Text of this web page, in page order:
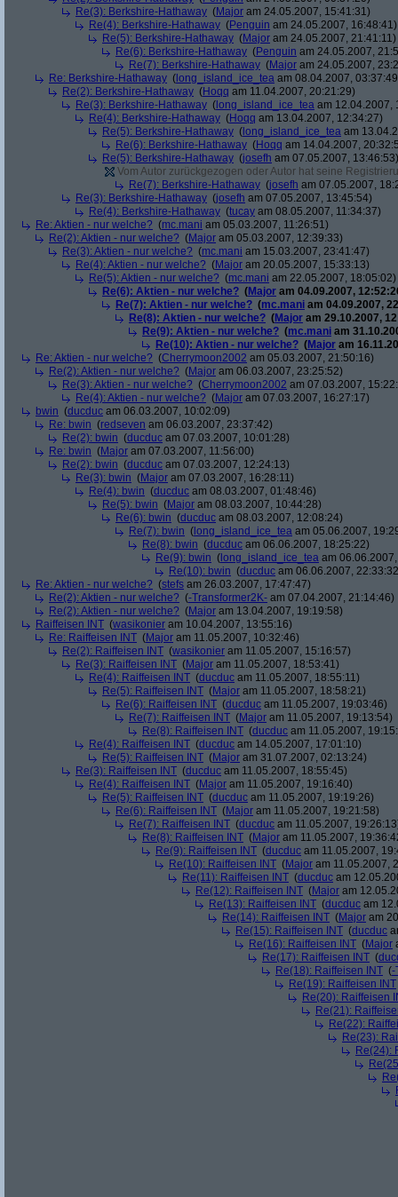
Re(3): Berkshire-Hathaway (Major am 24.05.2007, 15:41:31)
Re(4): Berkshire-Hathaway (Penguin am 24.05.2007, 16:48:41)
Re(5): Berkshire-Hathaway (Major am 24.05.2007, 21:41:11)
Re(6): Berkshire-Hathaway (Penguin am 24.05.2007,
Re(7): Berkshire-Hathaway (Major am 24.05.2007,
Re: Berkshire-Hathaway ( long_island_ice_tea am 08.04.2007,
Re(2): Berkshire-Hathaway (Hoqq am 11.04.2007, 20:21:29)
Re(3): Berkshire-Hathaway ( long_island_ice_tea am 12.04.2007,
Re(4): Berkshire-Hathaway (Hoqq am 13.04.2007, 12:34:27)
Re(5): Berkshire-Hathaway ( long_island_ice_tea am
Re(6): Berkshire-Hathaway (Hoqq am 14.04.2007,
Re(5): Berkshire-Hathaway (josefh am 07.05.2007, 13:46:53)
Vom Autor zurückgezogen oder Autor hat seine
Re(7): Berkshire-Hathaway (josefh am 07.05.2007,
Re(3): Berkshire-Hathaway (josefh am 07.05.2007, 13:45:54)
Re(4): Berkshire-Hathaway (tucay am 08.05.2007, 11:34:37)
Re: Aktien - nur welche? (mc.mani am 05.03.2007, 11:26:51)
Re(2): Aktien - nur welche? (Major am 05.03.2007, 12:39:33)
Re(3): Aktien - nur welche? (mc.mani am 15.03.2007, 23:41:47)
Re(4): Aktien - nur welche? (Major am 20.05.2007, 15:33:13)
Re(5): Aktien - nur welche? (mc.mani am 22.05.2007, 18:05:02)
Re(6): Aktien - nur welche? (Major am 04.09.2007,
Re(7): Aktien - nur welche? (mc.mani am 04.09.2007,
Re(8): Aktien - nur welche? (Major am 29.10.2007,
Re(9): Aktien - nur welche? (mc.mani am
Re(10): Aktien - nur welche? (Major am
Re: Aktien - nur welche? (Cherrymoon2002 am 05.03.2007, 21:50:16)
Re(2): Aktien - nur welche? (Major am 06.03.2007, 23:25:52)
Re(3): Aktien - nur welche? (Cherrymoon2002 am 07.03.2007,
Re(4): Aktien - nur welche? (Major am 07.03.2007, 16:27:17)
bwin (ducduc am 06.03.2007, 10:02:09)
Re: bwin (redseven am 06.03.2007, 23:37:42)
Re(2): bwin (ducduc am 07.03.2007, 10:01:28)
Re: bwin (Major am 07.03.2007, 11:56:00)
Re(2): bwin (ducduc am 07.03.2007, 12:24:13)
Re(3): bwin (Major am 07.03.2007, 16:28:11)
Re(4): bwin (ducduc am 08.03.2007, 01:48:46)
Re(5): bwin (Major am 08.03.2007, 10:44:28)
Re(6): bwin (ducduc am 08.03.2007, 12:08:24)
Re(7): bwin ( long_island_ice_tea am 05.06.2007,
Re(8): bwin (ducduc am 06.06.2007, 18:25:22)
Re(9): bwin ( long_island_ice_tea am
Re(10): bwin (ducduc am 06.06.2007,
Re: Aktien - nur welche? (stefs am 26.03.2007, 17:47:47)
Re(2): Aktien - nur welche? (-Transformer2K- am 07.04.2007, 21:14:46)
Re(2): Aktien - nur welche? (Major am 13.04.2007, 19:19:58)
Raiffeisen INT (wasikonier am 10.04.2007, 13:55:16)
Re: Raiffeisen INT (Major am 11.05.2007, 10:32:46)
Re(2): Raiffeisen INT (wasikonier am 11.05.2007, 15:16:57)
Re(3): Raiffeisen INT (Major am 11.05.2007, 18:53:41)
Re(4): Raiffeisen INT (ducduc am 11.05.2007, 18:55:11)
Re(5): Raiffeisen INT (Major am 11.05.2007, 18:58:21)
Re(6): Raiffeisen INT (ducduc am 11.05.2007, 19:03:46)
Re(7): Raiffeisen INT (Major am 11.05.2007, 19:13:54)
Re(8): Raiffeisen INT (ducduc am 11.05.2007,
Re(4): Raiffeisen INT (ducduc am 14.05.2007, 17:01:10)
Re(5): Raiffeisen INT (Major am 31.07.2007, 02:13:24)
Re(3): Raiffeisen INT (ducduc am 11.05.2007, 18:55:45)
Re(4): Raiffeisen INT (Major am 11.05.2007, 19:16:40)
Re(5): Raiffeisen INT (ducduc am 11.05.2007, 19:19:26)
Re(6): Raiffeisen INT (Major am 11.05.2007, 19:21:58)
Re(7): Raiffeisen INT (ducduc am 11.05.2007,
Re(8): Raiffeisen INT (Major am 11.05.2007,
Re(9): Raiffeisen INT (ducduc am 11.05.2007,
Re(10): Raiffeisen INT (Major am 11.05.2007,
Re(11): Raiffeisen INT (ducduc am
Re(12): Raiffeisen INT (Major am
Re(13): Raiffeisen INT (ducduc am
Re(14): Raiffeisen INT (Major am
Re(15): Raiffeisen INT (ducduc
Re(16): Raiffeisen INT (Major
Re(17): Raiffeisen INT (
Re(18): Raiffeisen INT (-
Re(19): Raiffeisen INT
Re(20): Raiffeisen
Re(21):
Re(22):
Re(23):
Re(24):